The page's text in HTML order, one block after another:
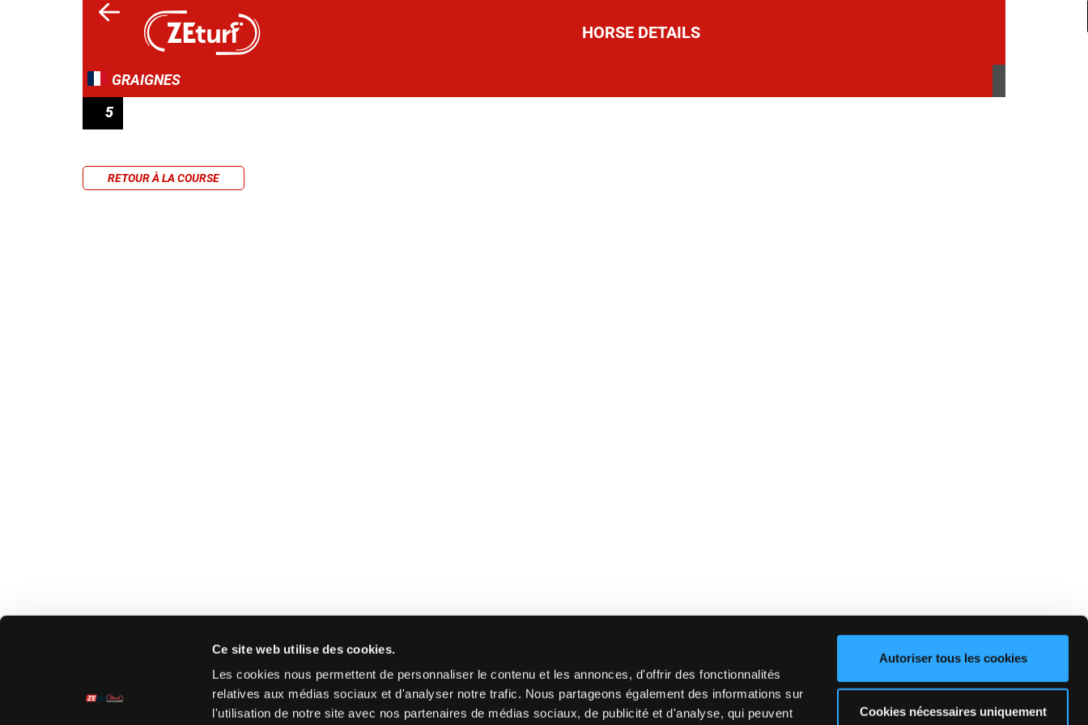
Ce site web utilise des cookies.
Les cookies nous permettent de personnaliser le contenu et les annonces, d'offrir des fonctionnalités
relatives aux médias sociaux et d'analyser notre trafic. Nous partageons également des informations sur
l'utilisation de notre site avec nos partenaires de médias sociaux, de publicité et d'analyse, qui peuvent
Autoriser tous les cookies
Cookies nécessaires uniquement
HORSE DETAILS
GRAIGNES
5
RETOUR À LA COURSE